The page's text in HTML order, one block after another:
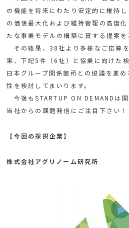
の機能を将来にわたり安定的に維持
の価値最大化および維持管理の高度
たな事業モデルの構築に資する提案を
その結果、38社より多様なご応募
果、下記5件（6社）と協業に向けた
日本グループ関係箇所との協議を進
性を検討してまいります。
今後もSTARTUP ON DEMANDは
当社からの課題発信にご注目下さい！
【今回の採択企業】
株式会社アグリノーム研究所